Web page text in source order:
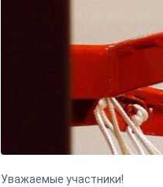
Уважаемые участники!